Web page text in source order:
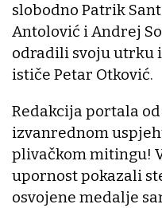
slobodno Patrik
Antolović i Andrej
odradili svoju utrku
ističe Petar Otković.
Redakcija portala
izvanrednom
plivačkom mitingu!
upornost pokazali
osvojene medalje